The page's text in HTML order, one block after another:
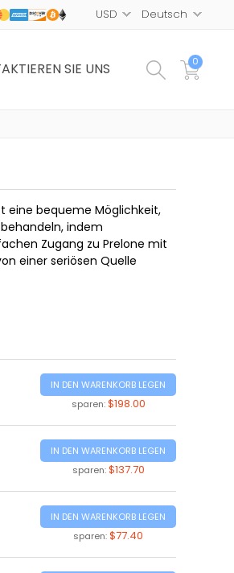
SIE UNS 0
eine bequeme Möglichkeit,
indem
Zugang zu Prelone mit
einer seriösen Quelle
IN DEN WARENKORB LEGEN
sparen: $198.00
IN DEN WARENKORB LEGEN
sparen: $137.70
IN DEN WARENKORB LEGEN
sparen:$77.40